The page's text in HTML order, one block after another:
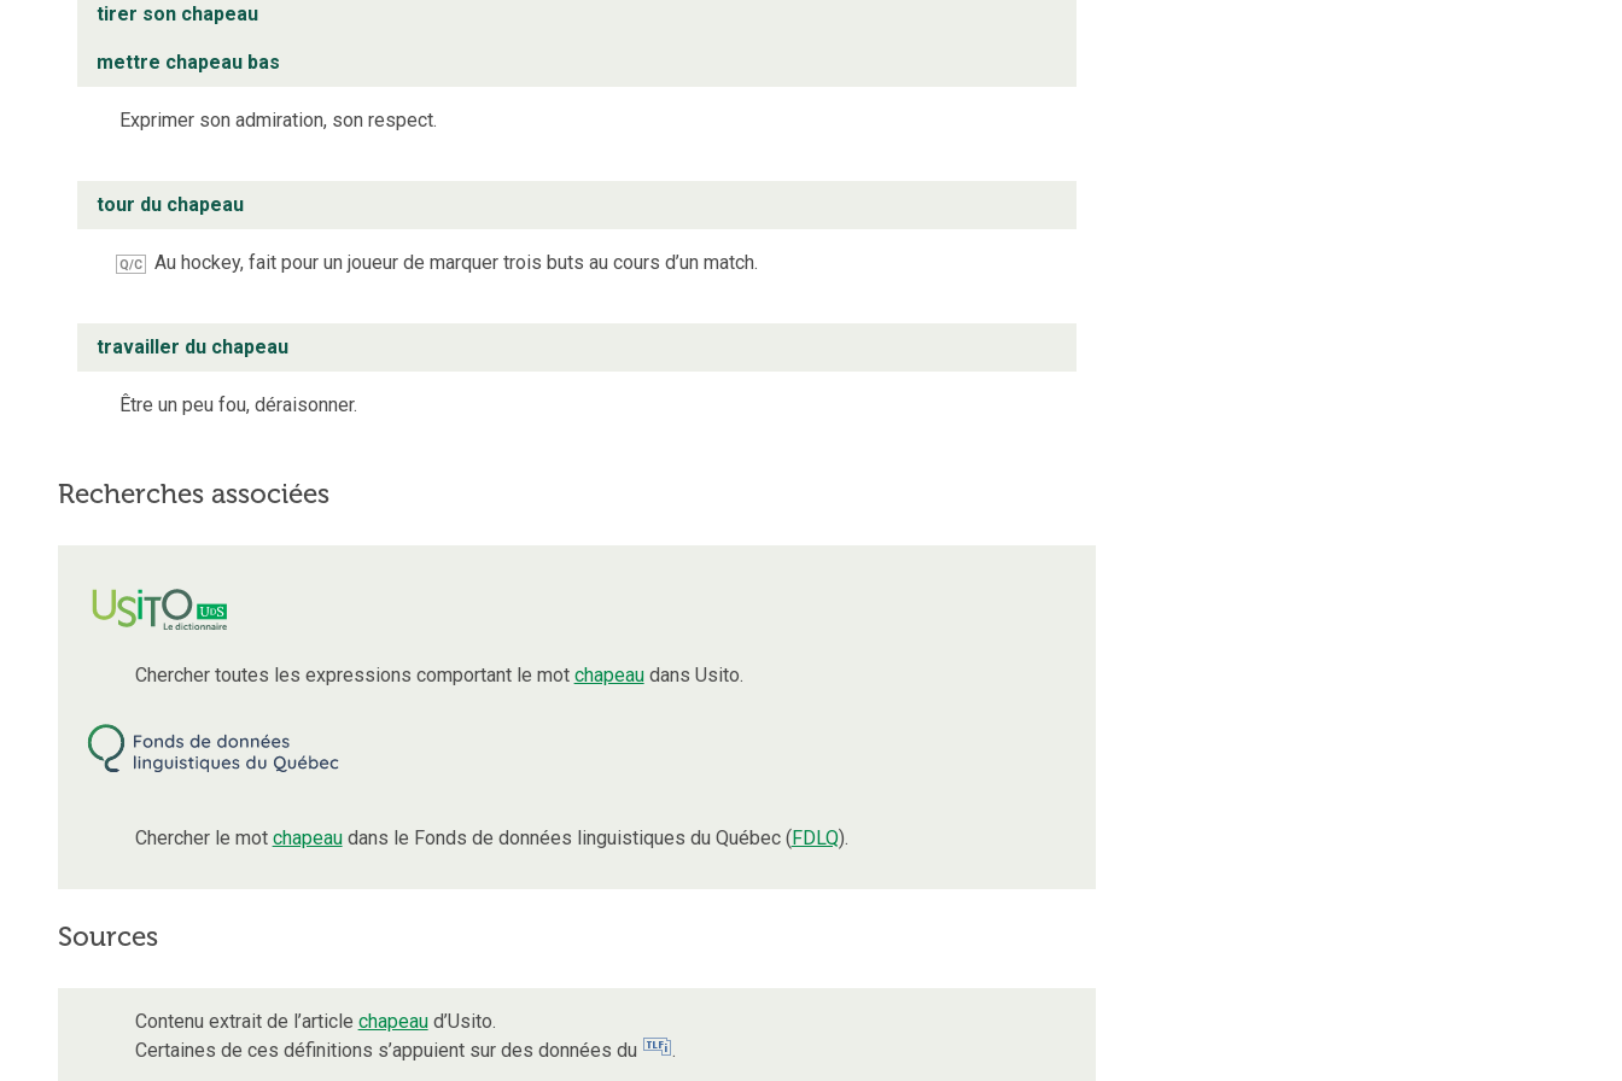
tirer son chapeau
mettre chapeau bas
Exprimer son admiration, son respect.
tour du chapeau
Q/C Au hockey, fait pour un joueur de marquer trois buts au cours d’un match.
travailler du chapeau
Être un peu fou, déraisonner.
Recherches associées
Chercher toutes les expressions comportant le mot chapeaudans Usito.
Chercher le mot chapeaudans le Fonds de données linguistiques du Québec (FDLQ).
Sources
Contenu extrait de l’article chapeaud’Usito.
Certaines de ces définitions s’appuient sur des données du
.